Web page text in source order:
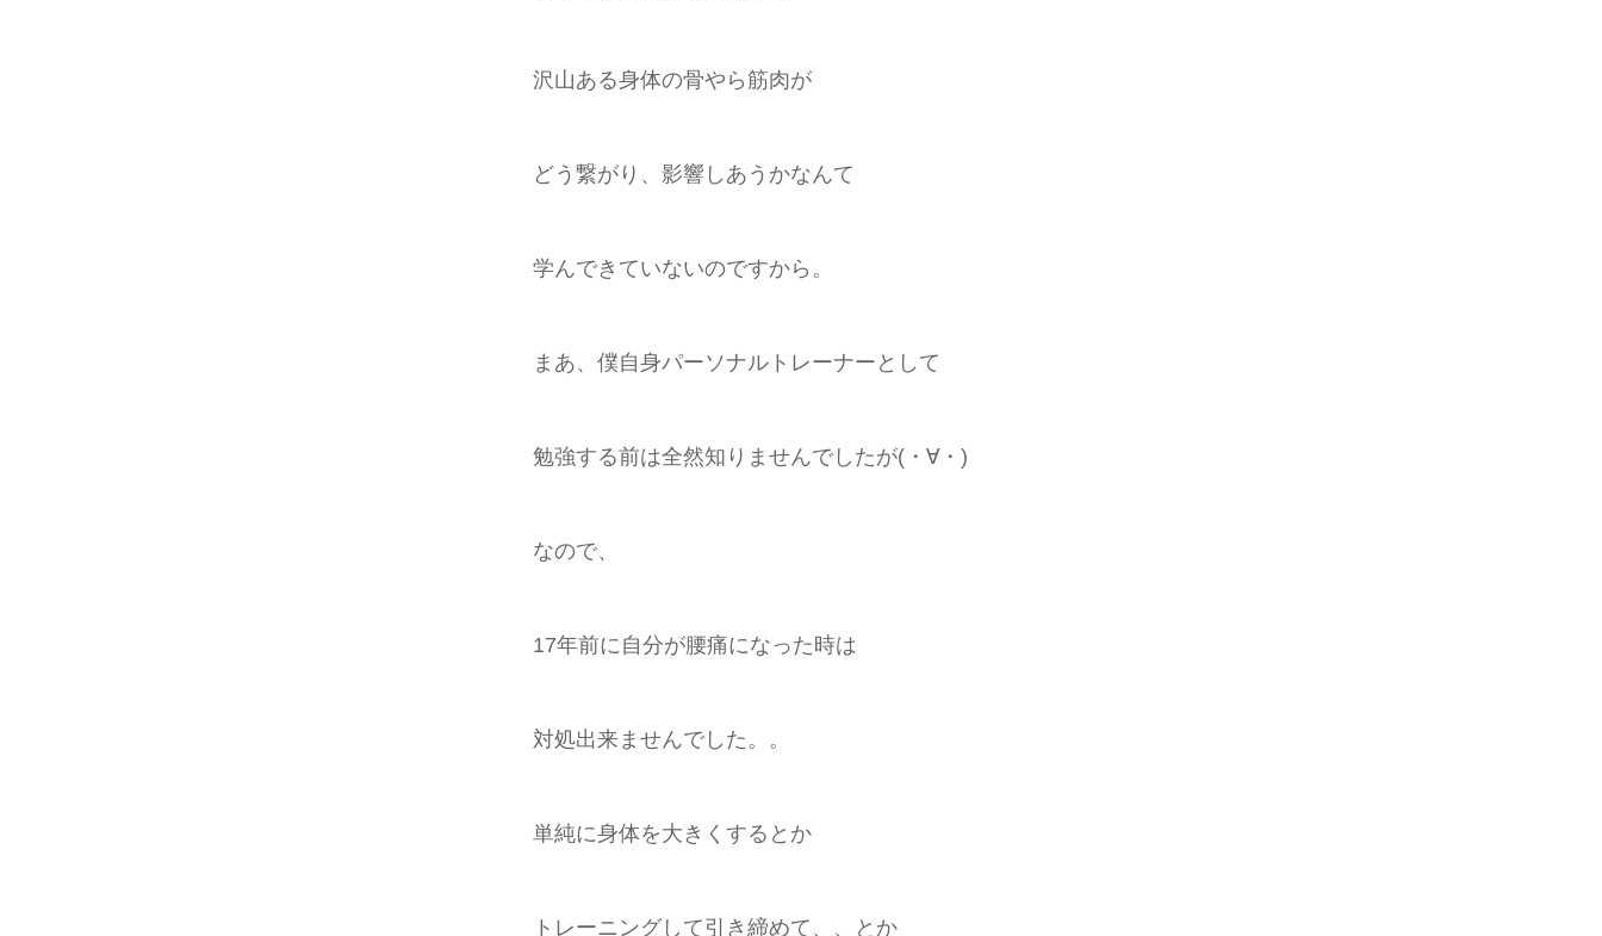
沢山ある身体の骨やら筋肉が
どう繋がり、影響しあうかなんて
学んできていないのですから。
まあ、僕自身パーソナルトレーナーとして
勉強する前は全然知りませんでしたが(・∀・)
なので、
17年前に自分が腰痛になった時は
対処出来ませんでした。。
単純に身体を大きくするとか
トレーニングして引き締めて、、とか